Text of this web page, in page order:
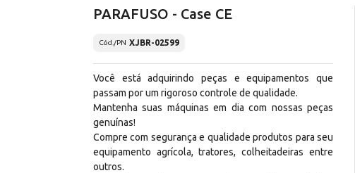
PARAFUSO - Case CE
Cód./PN XJBR-02599
Você está adquirindo peças e equipamentos que
passam por um rigoroso controle de qualidade.
Mantenha suas máquinas em dia com nossas peças
genuínas!
Compre com segurança e qualidade produtos para seu
equipamento agrícola, tratores, colheitadeiras entre
outros.